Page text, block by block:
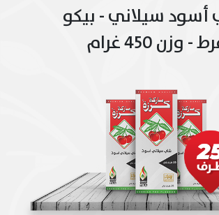
سيلاني - بيكو
- وزن 450 غرام